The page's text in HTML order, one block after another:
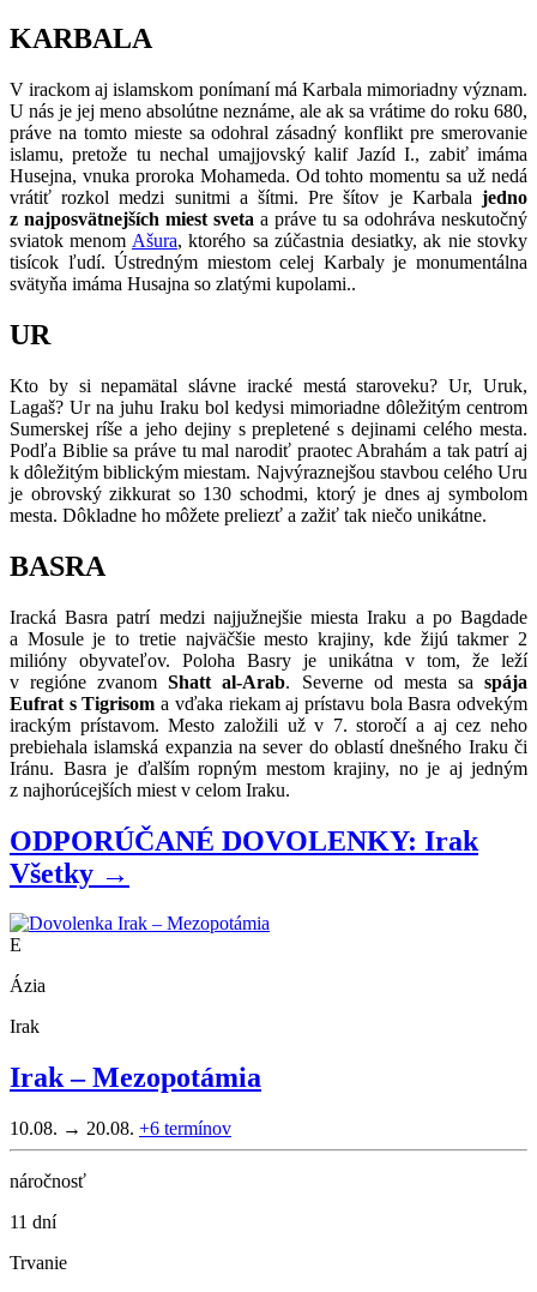
KARBALA
V irackom aj islamskom ponímaní má Karbala mimoriadny význam.
U nás je jej meno absolútne neznáme, ale ak sa vrátime do roku 680,
práve na tomto mieste sa odohral zásadný konflikt pre smerovanie
islamu, pretože tu nechal umajjovský kalif Jazíd I., zabiť imáma
Husejna, vnuka proroka Mohameda. Od tohto momentu sa už nedá
vrátiť rozkol medzi sunitmi a šítmi. Pre šítov je Karbala jedno
z najposvätnejších miest sveta a práve tu sa odohráva neskutočný
sviatok menom Ašura, ktorého sa zúčastnia desiatky, ak nie stovky
tisícok ľudí. Ústredným miestom celej Karbaly je monumentálna
svätyňa imáma Husajna so zlatými kupolami..
UR
Kto by si nepamätal slávne iracké mestá staroveku? Ur, Uruk,
Lagaš? Ur na juhu Iraku bol kedysi mimoriadne dôležitým centrom
Sumerskej ríše a jeho dejiny s prepletené s dejinami celého mesta.
Podľa Biblie sa práve tu mal narodiť praotec Abrahám a tak patrí aj
k dôležitým biblickým miestam. Najvýraznejšou stavbou celého Uru
je obrovský zikkurat so 130 schodmi, ktorý je dnes aj symbolom
mesta. Dôkladne ho môžete preliezť a zažiť tak niečo unikátne.
BASRA
Iracká Basra patrí medzi najjužnejšie miesta Iraku a po Bagdade
a Mosule je to tretie najväčšie mesto krajiny, kde žijú takmer 2
milióny obyvateľov. Poloha Basry je unikátna v tom, že leží
v regióne zvanomShatt al-Arab. Severne od mesta saspája
Eufrat s Tigrisom a vďaka riekam aj prístavu bola Basra odvekým
irackým prístavom. Mesto založili už v 7. storočí a aj cez neho
prebiehala islamská expanzia na sever do oblastí dnešného Iraku či
Iránu. Basra je ďalším ropným mestom krajiny, no je aj jedným
z najhorúcejších miest v celom Iraku.
ODPORÚČANÉ DOVOLENKY: Irak
Všetky →
E
Ázia
Irak
Irak – Mezopotámia
10.08. → 20.08. +6 termínov
náročnosť
11 dní
Trvanie